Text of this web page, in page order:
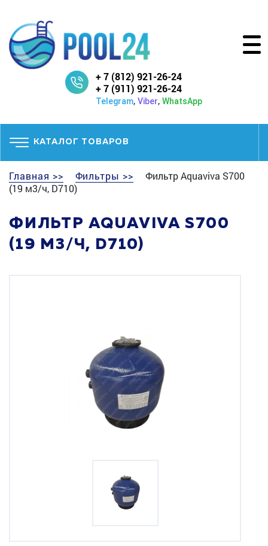
+ 7 (812) 921-26-24
+ 7 (911) 921-26-24
Telegram, Viber, WhatsApp
КАТАЛОГ ТОВАРОВ
Главная >> Фильтры >>
Фильтр Aquaviva S700
(19 м3/ч, D710)
ФИЛЬТР AQUAVIVA S700
(19 М3/Ч, D710)